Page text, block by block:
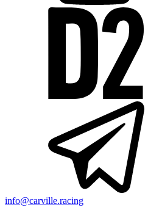
info@carville.racing